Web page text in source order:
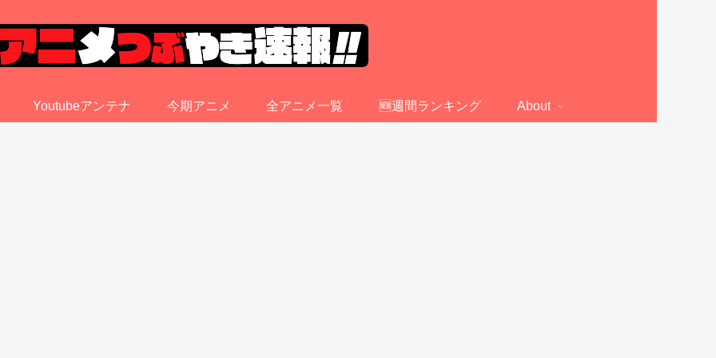
Youtubeアンテナ 今期アニメ 全アニメ一覧 🆕週間ランキング About